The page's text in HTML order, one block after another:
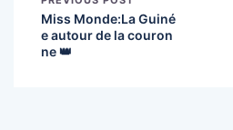
Miss Monde:La Guiné
e autour de la couron
ne 👑